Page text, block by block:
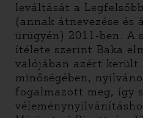
leváltását a
(annak átnevezése és
ürügyén) 2011-ben. A
ítélete szerint Baka
valójában azért
minőségében,
fogalmazott meg, így